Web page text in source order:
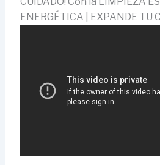
ENERGÉTICA | EXPANDE TU